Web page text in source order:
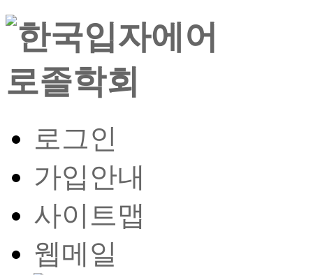
로그인
가입안내
사이트맵
웹메일